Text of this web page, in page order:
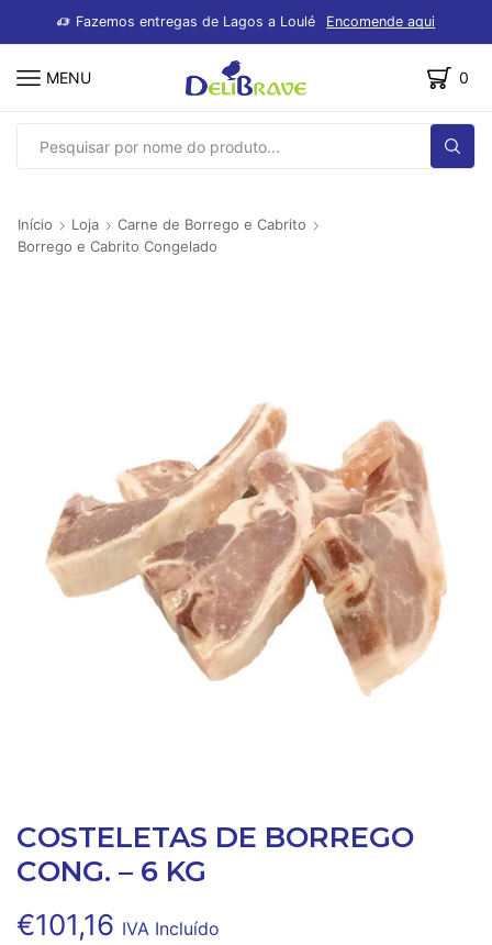
Fazemos entregas de Lagos a Loulé Encomende aqui
MENU 0
SEARCH
Início Loja
Carne de Borrego e Cabrito
Borrego e Cabrito Congelado
COSTELETAS DE BORREGO
CONG. – 6 KG
€101,16 IVA Incluído